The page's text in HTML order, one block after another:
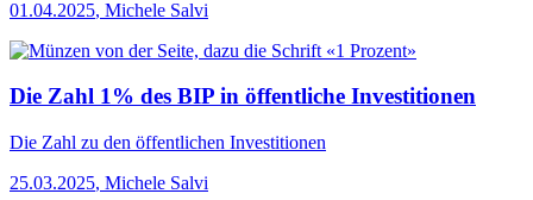
01.04.2025, Michele Salvi
Die Zahl 1% des BIP in öffentliche Investitionen
Die Zahl zu den öffentlichen Investitionen
25.03.2025, Michele Salvi